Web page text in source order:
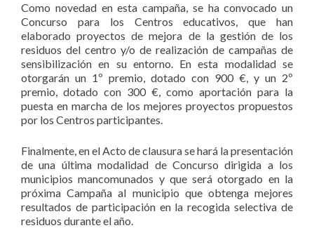
Como novedad en esta campaña, se ha convocado un
Concurso para los Centros educativos, que han
elaborado proyectos de mejora de la gestión de los
residuos del centro y/o de realización de campañas de
sensibilización en su entorno. En esta modalidad se
otorgarán un 1º premio, dotado con 900 €, y un 2º
premio, dotado con 300 €, como aportación para la
puesta en marcha de los mejores proyectos propuestos
por los Centros participantes.
Finalmente, en el Acto de clausura se hará la presentación
de una última modalidad de Concurso dirigida a los
municipios mancomunados y que será otorgado en la
próxima Campaña al municipio que obtenga mejores
resultados de participación en la recogida selectiva de
residuos durante el año.